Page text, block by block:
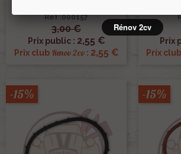
Ref :000157
3,00 €
Prix public : 2,55 €
Prix club Renov 2cv: 2,55 €
Prix
Prix club
-15% -15%
Rénov 2cv